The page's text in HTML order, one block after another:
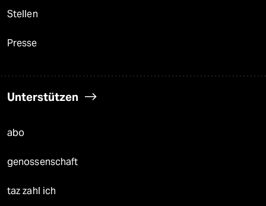
Stellen
Presse
Unterstützen
abo
genossenschaft
taz zahl ich